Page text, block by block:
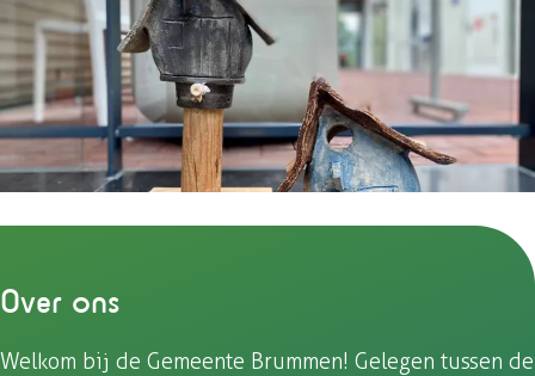
o
o
k
l
A
p
p
Over ons
Welkom bij de Gemeente Brummen! Gelegen tussen de